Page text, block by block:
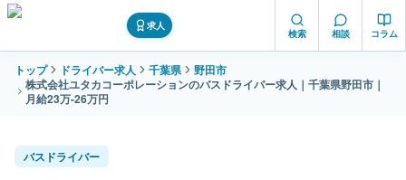
求人
検索 相談 コラム
トップ ドライバー求人 千葉県
野田市
株式会社ユタカコーポレーションのバスドライバー求人｜千葉県野田市｜
月給23万-26万円
バスドライバー